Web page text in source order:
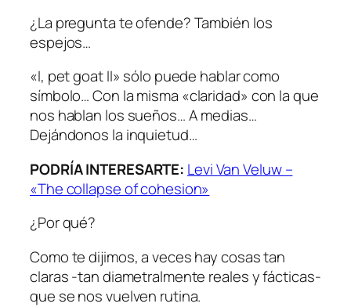
¿La pregunta te ofende? También los
espejos…
«I, pet goat II» sólo puede hablar como
símbolo… Con la misma «claridad» con la que
nos hablan los sueños… A medias…
Dejándonos la inquietud…
PODRÍA INTERESARTE: Levi Van Veluw –
«The collapse of cohesion»
¿Por qué?
Como te dijimos, a veces hay cosas tan
claras -tan diametralmente reales y fácticas-
que se nos vuelven rutina.